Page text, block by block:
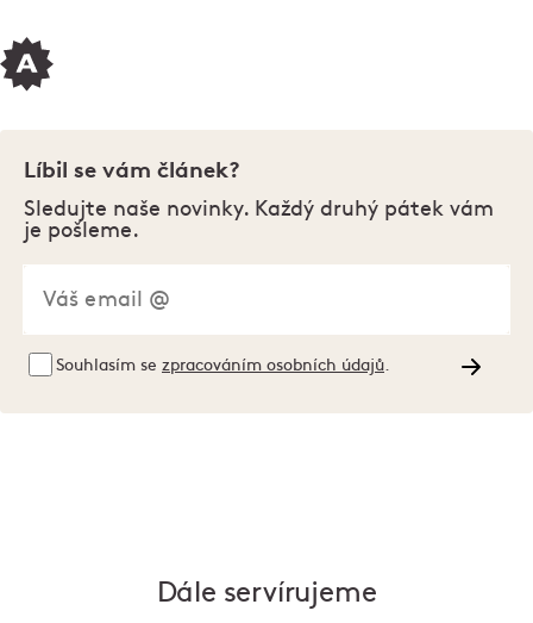
Líbil se vám článek?
Sledujte naše novinky. Každý druhý pátek vám
je pošleme.
Souhlasím se zpracováním osobních údajů
Dále servírujeme